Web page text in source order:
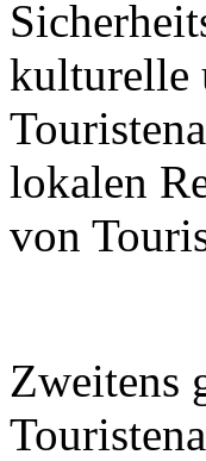
kulturelle
lokalen
von
Zweitens